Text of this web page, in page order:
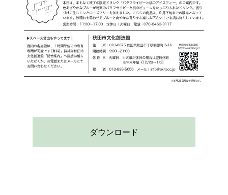
ダウンロード